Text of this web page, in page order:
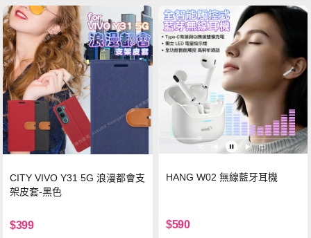
CITY VIVO Y31 5G 浪漫都會支
架皮套-黑色
$399
HANG W02 無線藍牙耳機
$590